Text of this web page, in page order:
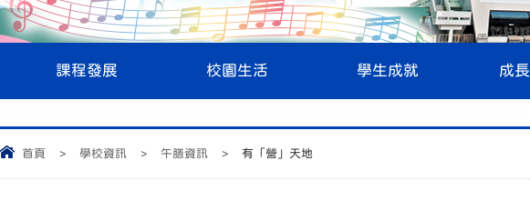
課程發展 校園生活 學生成就 成
首頁 > 學校資訊 > 午膳資訊 > 有「營」天地